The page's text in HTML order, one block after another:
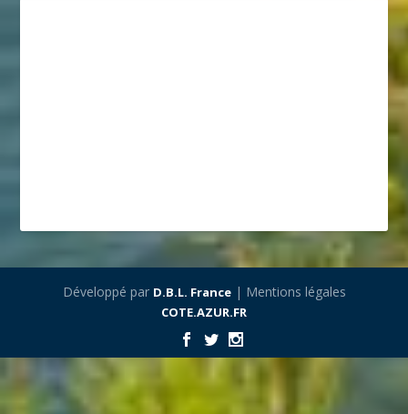
Développé par D.B.L. France| Mentions légales
COTE.AZUR.FR